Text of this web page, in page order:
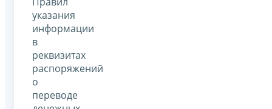
указания
информации
в
реквизитах
распоряжений
о
переводе